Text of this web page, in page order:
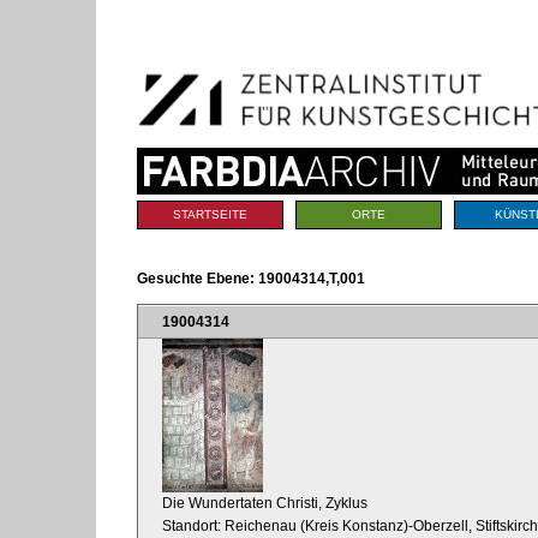
Navigation
Sektionen
STARTSEITE ORTE
Gesuchte Ebene: 19004314,T,001
19004314
Die Wundertaten Christi, Zyklus
Standort: Reichenau (Kreis Konstanz)-Oberzell,